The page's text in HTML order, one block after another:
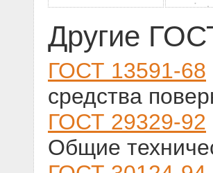
Другие
ГОСТ 13591-68
средства
ГОСТ 29329-92
Общие